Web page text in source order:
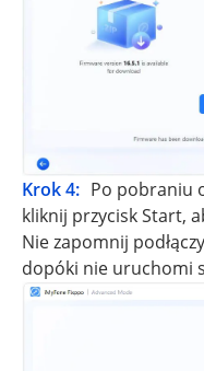
Krok 4: Po pobraniu
kliknij przycisk Start,
Nie zapomnij
dopóki nie uruchomi